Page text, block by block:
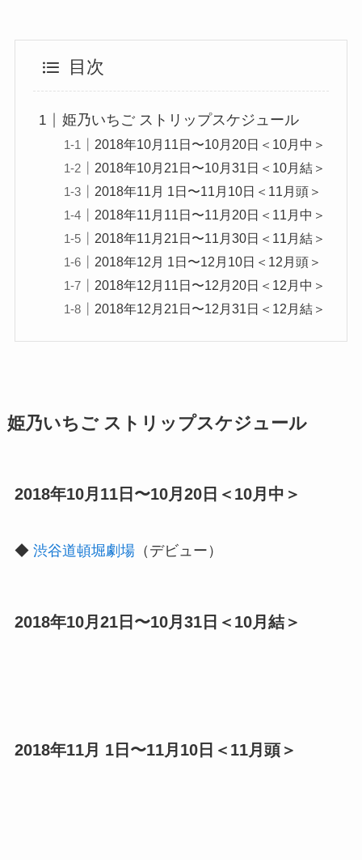
目次
姫乃いちご ストリップスケジュール
2018年10月11日〜10月20日＜10月中＞
2018年10月21日〜10月31日＜10月結＞
2018年11月 1日〜11月10日＜11月頭＞
2018年11月11日〜11月20日＜11月中＞
2018年11月21日〜11月30日＜11月結＞
2018年12月 1日〜12月10日＜12月頭＞
2018年12月11日〜12月20日＜12月中＞
2018年12月21日〜12月31日＜12月結＞
姫乃いちご ストリップスケジュール
2018年10月11日〜10月20日＜10月中＞
◆ 渋谷道頓堀劇場（デビュー）
2018年10月21日〜10月31日＜10月結＞
2018年11月 1日〜11月10日＜11月頭＞